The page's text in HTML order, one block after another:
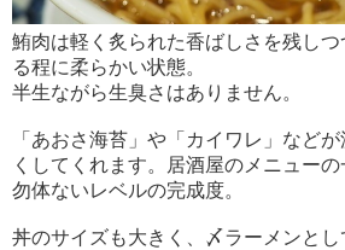
鮪肉は軽く炙られた香ばしさを残し
る程に柔らかい状態。
半生ながら生臭さはありません。
「あおさ海苔」や「カイワレ」など
くしてくれます。居酒屋のメニュー
勿体ないレベルの完成度。
丼のサイズも大きく、〆ラーメンと